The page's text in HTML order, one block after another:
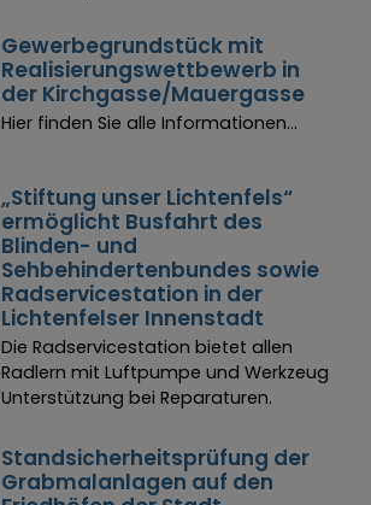
Gewerbegrundstück mit
Realisierungswettbewerb in
der Kirchgasse/Mauergasse
Hier finden Sie alle Informationen...
„Stiftung unser Lichtenfels“
ermöglicht Busfahrt des
Blinden- und
Sehbehindertenbundes sowie
Radservicestation in der
Lichtenfelser Innenstadt
Die Radservicestation bietet allen
Radlern mit Luftpumpe und Werkzeug
Unterstützung bei Reparaturen.
Standsicherheitsprüfung der
Grabmalanlagen auf den